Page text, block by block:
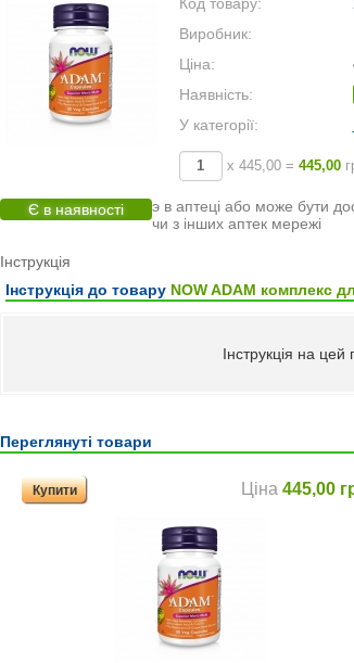
Виробник:
Ціна:
Наявність:
У категорії:
х 445,00 = 445,00
Є в наявності
э в аптеці або може бути
чи з інших аптек мережі
Інструкція
Інструкція до товару NOW ADAM комплекс
Інструкція на цей
Переглянуті товари
Купити Ціна 445,00